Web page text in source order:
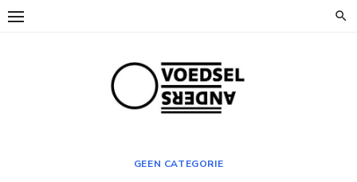
Ga
naar
GEEN CATEGORIE